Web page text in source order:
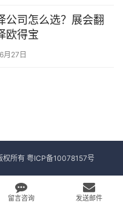
公司怎么选？展会翻
欧得宝
月27日
权所有 粤ICP备10078157号
留言咨询 发送邮件